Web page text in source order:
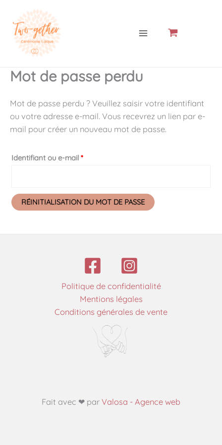
contenu
MENU
Mot de passe perdu
Mot de passe perdu ? Veuillez saisir votre identifiant
ou votre adresse e-mail. Vous recevrez un lien par e-
mail pour créer un nouveau mot de passe.
Identifiant ou e-mail *
RÉINITIALISATION DU MOT DE PASSE
Politique de confidentialité
Mentions légales
Conditions générales de vente
Fait avec ❤ par Valosa - Agence web